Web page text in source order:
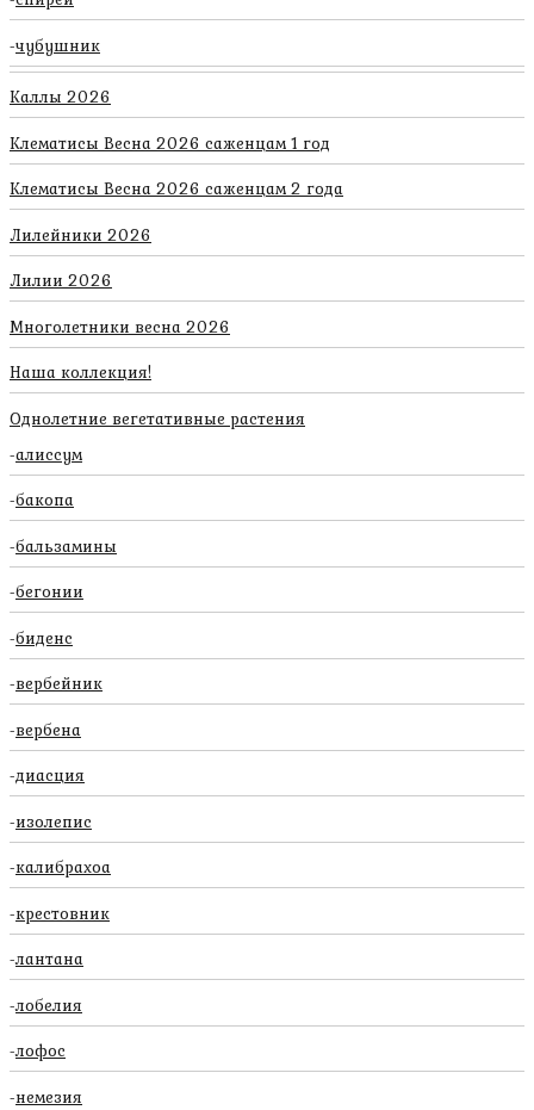
чубушник
Каллы 2026
Клематисы Весна 2026 саженцам 1 год
Клематисы Весна 2026 саженцам 2 года
Лилейники 2026
Лилии 2026
Многолетники весна 2026
Наша коллекция!
Однолетние вегетативные растения
алиссум
бакопа
бальзамины
бегонии
биденс
вербейник
вербена
диасция
изолепис
калибрахоа
крестовник
лантана
лобелия
лофос
немезия